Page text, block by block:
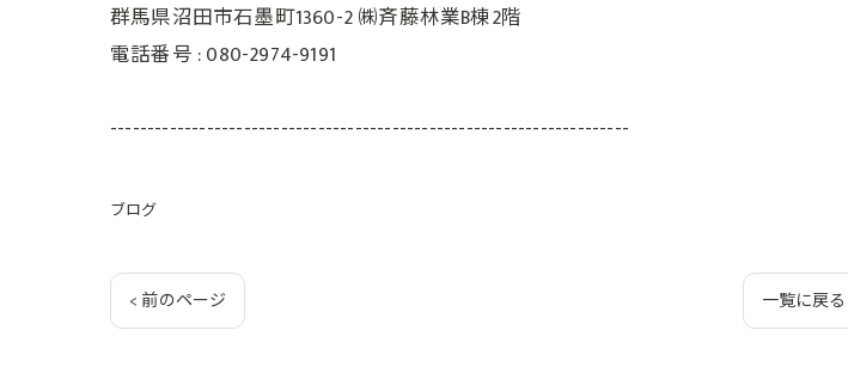
群馬県沼田市石墨町1360-2 ㈱斉藤林業B棟2階
電話番号 : 080-2974-9191
----------------------------------------------------------------------
ブログ
< 前のページ 一覧に戻る